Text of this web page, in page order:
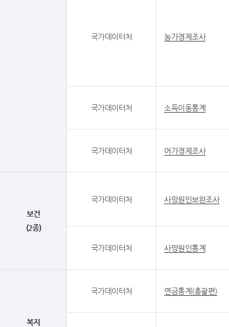
국가데이터처 농가경제조사
국가데이터처 소득이동통계
국가데이터처 어가경제조사
보건
(2종)
국가데이터처 사망원인보완조사
국가데이터처 사망원인통계
복지
국가데이터처 연금통계(총괄편)